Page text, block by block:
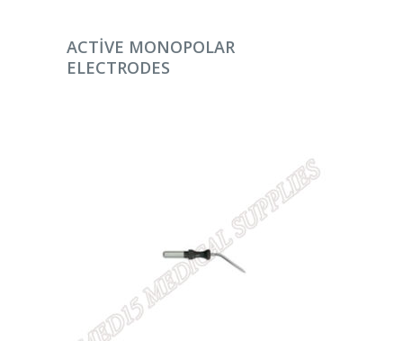
DEVAMINI OKU
ACTIVE MONOPOLAR
ELECTRODES